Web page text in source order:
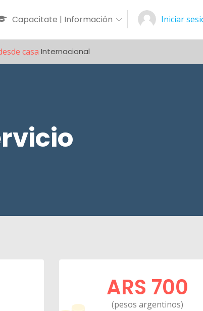
Capacitate | Información Iniciar
Internacional
ARS 700
(pesos argentinos)